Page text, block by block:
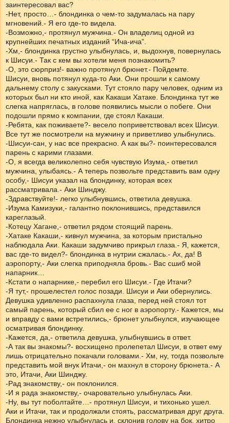
заинтересовал вас?
-Нет, просто…- блондинка о чем-то задумалась на пару
мгновений.- Я его где-то видела.
-Возможно,- протянул мужчина.- Он владелиц одной из
крупнейших печатных изданий “Ича-ича”.
-Хм,- блондинка грустно улыбнулась, и, выдохнув, повернулась
к Шисуи.- Так с кем вы хотели меня познакомить?
-О, это сюрприз!- важно протянул брюнет.- Пойдемте.
Шисуи, вновь потянул куда-то Аки. Они прошли к самому
дальнему столу с закусками. Тут стояло пару человек, одним из
которых был ни кто иной, как Какаши Хатаке. Блондинка тут же
слегка напряглась, в голове появились мысли о побеге. Они
подошли прямо к компании, где стоял Какаши.
-Ребята, как поживаете?- весело поприветствовал всех Шисуи.
Все тут же посмотрели на мужчину и приветливо улыбнулись.
-Шисуи-сан, у нас все прекрасно. А как вы?- поинтересовался
парень с карими глазами.
-О, я всегда великолепно себя чувствую Изума,- ответил
мужчина, улыбаясь.- А теперь позвольте представить вам одну
особу,- Шисуи указал на блондинку, которая всех
рассматривала.- Аки Шинджу.
-Здравствуйте!- легко улыбнувшись, ответила девушка.
-Изума Камизуки,- галантно поклонившись, представился
кареглазый.
-Котецу Хагане,- ответил рядом стоящий парень.
-Хатаке Какаши,- кивнул мужчина, за которым пристально
наблюдала Аки. Какаши задумчиво прикрыл глаза.- Я, кажется,
вас где-то видел?- блондинка в нутрии сжалась.- Ах, да! В
аэропорту,- Аки слегка приподняла бровь.- Вас сшиб мой
напарник…
-Кстати о напарнике,- перебил его Шисуи.- Где Итачи?
-Я тут,- прошелестел голос позади. Шисуи и Аки обернулись.
Девушка удивленно распахнула глаза, перед ней стоял тот
самый парень, который сбил ее с ног в аэропорту.- Кажется, мы
и вправду с вами встретились,- брюнет улыбнулся, изучающее
осматривая блондинку.
-Кажется, да,- ответила девушка, улыбнувшись в ответ.
-А так вы знакомы?- восхищено пролепетал Шисуи, в ответ ему
лишь отрицательно покачали головами.- Хм, ну, тогда позвольте
представить мой внук Итачи,- он махнул в сторону брюнета.- А
это, Итачи, Аки Шинджу.
-Рад знакомству,- он поклонился.
-И я рада знакомству,- очаровательно улыбнулась Аки.
-Ну, вы тут поболтайте…- протянул Шисуи, и тихонько ушел.
Аки и Итачи, так и продолжали стоять, рассматривая друг друга.
Блондинка нежно улыбнулась и, склонив голову на бок, хитро